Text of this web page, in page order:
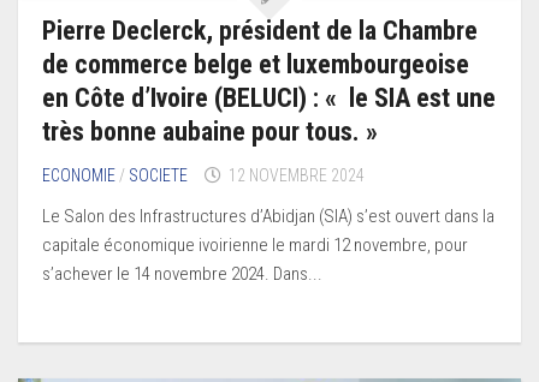
Pierre Declerck, président de la Chambre
de commerce belge et luxembourgeoise
en Côte d’Ivoire (BELUCI) : « le SIA est une
très bonne aubaine pour tous. »
ECONOMIE / SOCIETE 12 NOVEMBRE 2024
Le Salon des Infrastructures d’Abidjan (SIA) s’est ouvert dans la
capitale économique ivoirienne le mardi 12 novembre, pour
s’achever le 14 novembre 2024. Dans...